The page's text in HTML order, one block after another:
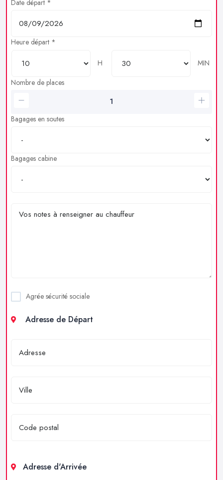
Date départ *
Heure départ *
H
MIN
Nombre de places
Bagages en soutes
Bagages cabine
Agrée sécurité sociale
Adresse de Départ
Adresse d'Arrivée